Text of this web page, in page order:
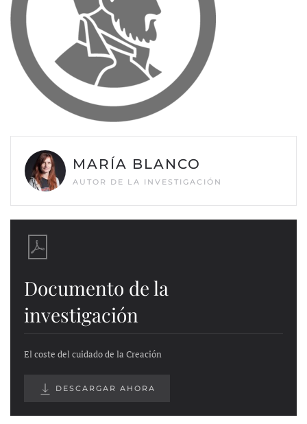
MARÍA BLANCO
AUTOR DE LA INVESTIGACIÓN
Documento de la
investigación
El coste del cuidado de la Creación
DESCARGAR AHORA